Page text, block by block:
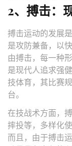
2、搏击：
搏击运动的发展
是攻防兼备，以
由搏击，每一种
是现代人追求强
技体育，其比赛
台。
在技战术方面，
摔投等，多样化
而且，由于搏击